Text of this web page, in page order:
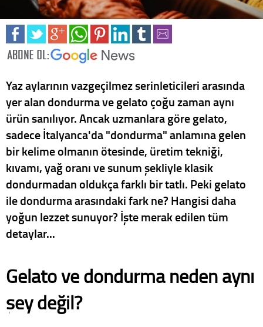
Yaz aylarının vazgeçilmez serinleticileri arasında
yer alan dondurma ve gelato çoğu zaman aynı
ürün sanılıyor. Ancak uzmanlara göre gelato,
sadece İtalyanca'da "dondurma" anlamına gelen
bir kelime olmanın ötesinde, üretim tekniği,
kıvamı, yağ oranı ve sunum şekliyle klasik
dondurmadan oldukça farklı bir tatlı. Peki gelato
ile dondurma arasındaki fark ne? Hangisi daha
yoğun lezzet sunuyor? İşte merak edilen tüm
detaylar...
Gelato ve dondurma neden aynı
şey değil?